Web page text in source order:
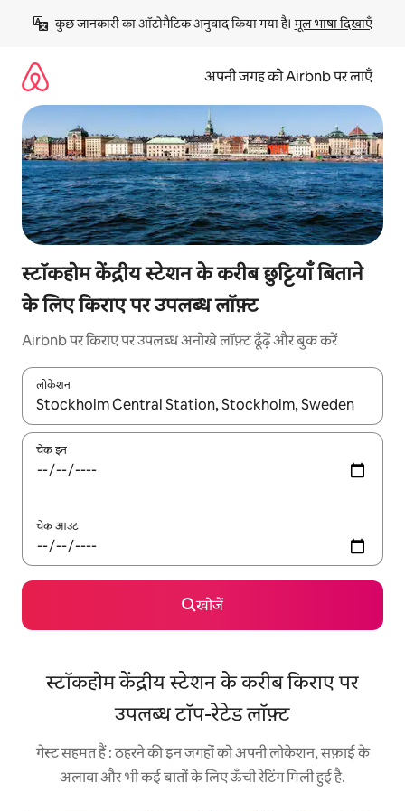
छोड़कर
कॉन्टेंट
कुछ जानकारी का ऑटोमैटिक अनुवाद किया गया है। मूल भाषा दिखाएँ
अपनी जगह को Airbnb पर लाएँ
स्टॉकहोम केंद्रीय स्टेशन के करीब छुट्टियाँ बिताने
के लिए किराए पर उपलब्ध लॉफ़्ट
Airbnb पर किराए पर उपलब्ध अनोखे लॉफ़्ट ढूँढ़ें और बुक करें
लोकेशन
नतीजों के उपलब्ध होने पर, अप और डाउन 'ऐरो की' का इस्तेमाल करके नेविगेट
चेक इन
चेक आउट
खोजें
स्टॉकहोम केंद्रीय स्टेशन के करीब किराए पर
उपलब्ध टॉप-रेटेड लॉफ़्ट
गेस्ट सहमत हैं : ठहरने की इन जगहों को अपनी लोकेशन, सफ़ाई के
अलावा और भी कई बातों के लिए ऊँची रेटिंग मिली हुई है.